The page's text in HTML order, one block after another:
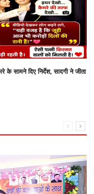
के सामने दिए निर्देश, सादगी ने जीता